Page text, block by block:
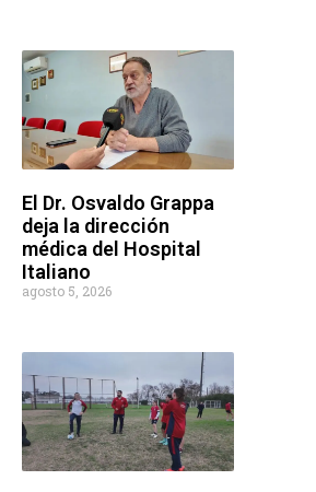
El Dr. Osvaldo Grappa
deja la dirección
médica del Hospital
Italiano
agosto 5, 2026